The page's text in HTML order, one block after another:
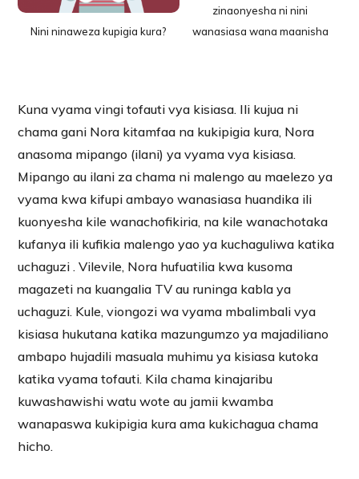
Nini ninaweza kupigia kura?
zinaonyesha ni nini
wanasiasa wana maanisha
Kuna vyama vingi tofauti vya kisiasa. Ili kujua ni
chama gani Nora kitamfaa na kukipigia kura, Nora
anasoma mipango (ilani) ya vyama vya kisiasa.
Mipango au ilani za chama ni malengo au maelezo ya
vyama kwa kifupi ambayo wanasiasa huandika ili
kuonyesha kile wanachofikiria, na kile wanachotaka
kufanya ili kufikia malengo yao ya kuchaguliwa katika
uchaguzi . Vilevile, Nora hufuatilia kwa kusoma
magazeti na kuangalia TV au runinga kabla ya
uchaguzi. Kule, viongozi wa vyama mbalimbali vya
kisiasa hukutana katika mazungumzo ya majadiliano
ambapo hujadili masuala muhimu ya kisiasa kutoka
katika vyama tofauti. Kila chama kinajaribu
kuwashawishi watu wote au jamii kwamba
wanapaswa kukipigia kura ama kukichagua chama
hicho.